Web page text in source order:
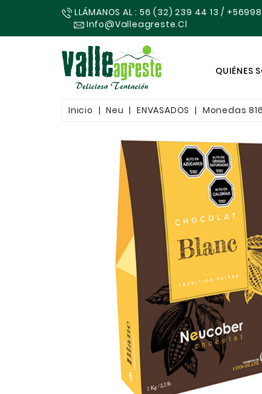
LLÁMANOS AL : 56 (32) 239 44 13 /
Info@valleagreste.cl
QUIÉNES
Inicio Neu ENVASADOS Monedas